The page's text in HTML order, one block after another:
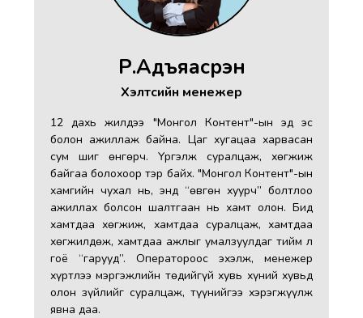
Р.Адъяасүрэн
Хэлтсийн менежер
12 дахь жилдээ "Монгол Контент"-ын эд эс
болон ажиллаж байна. Цаг хугацаа харвасан
сум шиг өнгөрч. Үргэлж суралцаж, хөгжиж
байгаа болохоор тэр байх. "Монгол Контент"-ын
хамгийн чухал нь, энд “өвгөн хуурч” болтлоо
ажиллах болсон шалтгаан нь хамт олон. Бид
хамтдаа хөгжиж, хамтдаа суралцаж, хамтдаа
хөгжилдөж, хамтдаа ажлыг умалзуулдаг тийм л
гоё “гарууд”. Оператороос эхэлж, менежер
хүртлээ мэргэжлийн төдийгүй хувь хүний хувьд
олон зүйлийг суралцаж, түүнийгээ хэрэгжүүлж
явна даа.